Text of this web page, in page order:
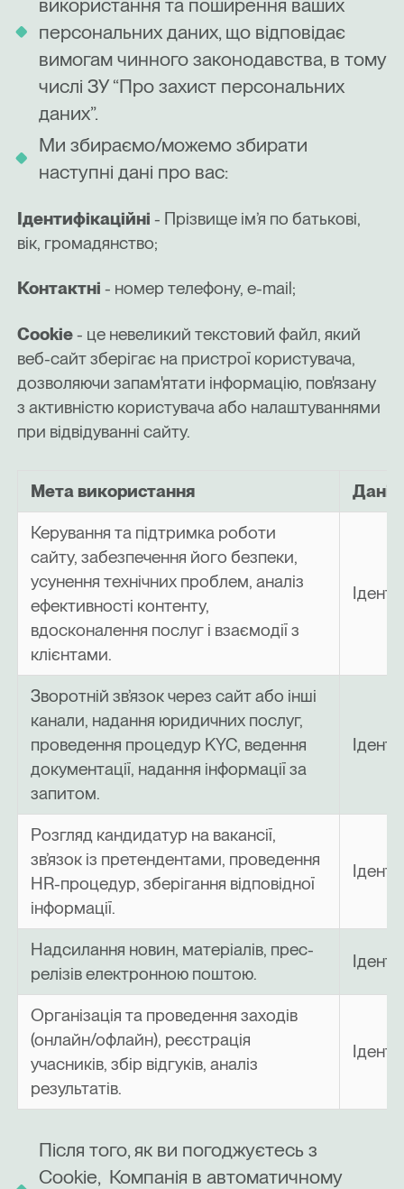
персональних даних, що відповідає
вимогам чинного законодавства, в тому
числі ЗУ “Про захист персональних
даних”.
Ми збираємо/можемо збирати
наступні дані про вас:
Ідентифікаційні - Прізвище ім’я по батькові,
вік, громадянство;
Контактні- номер телефону, e-mail;
Cookie- це невеликий текстовий файл, який
веб-сайт зберігає на пристрої користувача,
дозволяючи запам'ятати інформацію, пов'язану
з активністю користувача або налаштуваннями
при відвідуванні сайту.
Мета використання
Дані,
Керування та підтримка роботи
сайту, забезпечення його безпеки,
усунення технічних проблем, аналіз
ефективності контенту,
вдосконалення послуг і взаємодії з
клієнтами.
Зворотній зв’язок через сайт або інші
канали, надання юридичних послуг,
проведення процедур KYC, ведення
документації, надання інформації за
запитом.
Розгляд кандидатур на вакансії,
зв’язок із претендентами, проведення
HR-процедур, зберігання відповідної
інформації.
Надсилання новин, матеріалів, прес-
релізів електронною поштою.
Організація та проведення заходів
(онлайн/офлайн), реєстрація
учасників, збір відгуків, аналіз
результатів.
Після того, як ви погоджуєтесь з
Cookie, Компанія в автоматичному